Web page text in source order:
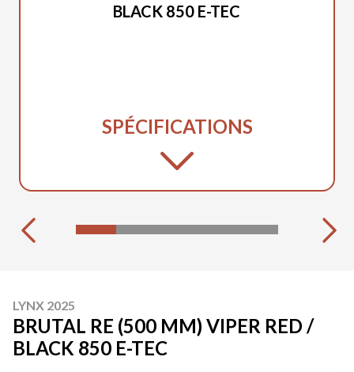
BLACK 850 E-TEC
SPÉCIFICATIONS
LYNX 2025
BRUTAL RE (500 MM) VIPER RED /
BLACK 850 E-TEC